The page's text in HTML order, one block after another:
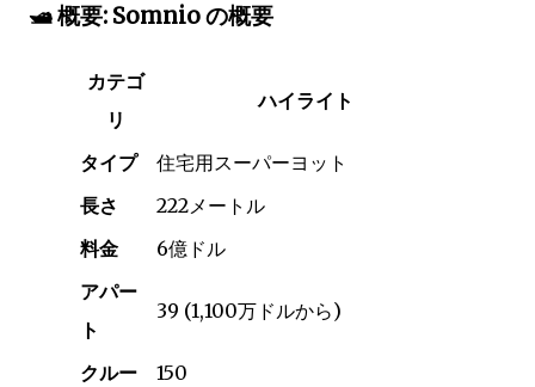
🛥️ 概要: Somnio の概要
カテゴ
リ
ハイライト
タイプ
住宅用スーパーヨット
長さ
222メートル
料金
6億ドル
アパー
ト
39 (1,100万ドルから)
クルー
150